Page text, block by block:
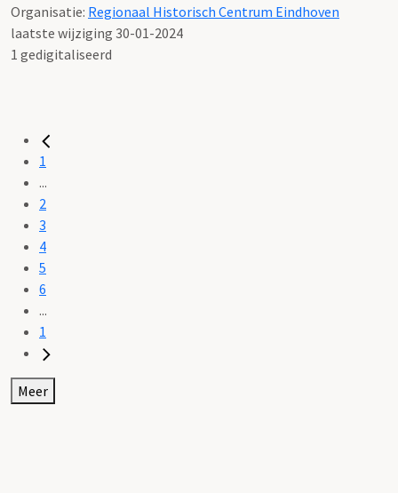
Organisatie: Regionaal Historisch Centrum Eindhoven
laatste wijziging 30-01-2024
1 gedigitaliseerd
1
...
2
3
4
5
6
...
1
Meer